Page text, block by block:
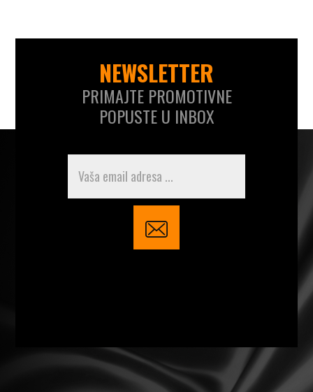
NEWSLETTER
PRIMAJTE PROMOTIVNE
POPUSTE U INBOX